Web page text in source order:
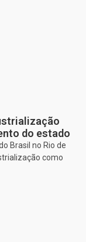
do estado
Brasil no Rio de
como